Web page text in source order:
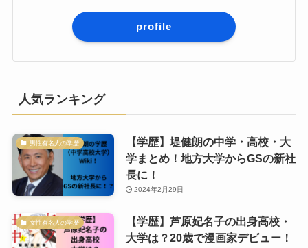
profile
人気ランキング
男性有名人の学歴
【学歴】堤健朗の中学・高校・大
学まとめ！地方大学からGSの新社
長に！
2024年2月29日
女性有名人の学歴
【学歴】芦原妃名子の出身高校・
大学は？20歳で漫画家デビュー！